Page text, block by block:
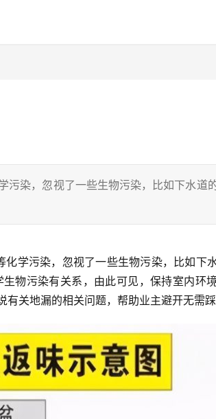
污染，忽视了一些生物污染，比如下水道
物污染有关系，由此可见，保持室内环
关地漏的相关问题，帮助业主避开无需踩